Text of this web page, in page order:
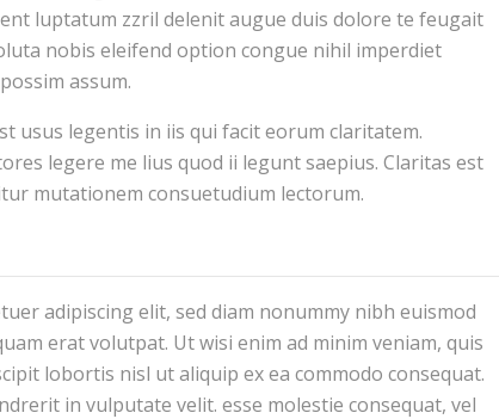
luptatum zzril delenit augue duis dolore te feugait
nobis eleifend option congue nihil imperdiet
assum.
usus legentis in iis qui facit eorum claritatem.
legere me lius quod ii legunt saepius. Claritas est
mutationem consuetudium lectorum.
adipiscing elit, sed diam nonummy nibh euismod
erat volutpat. Ut wisi enim ad minim veniam, quis
lobortis nisl ut aliquip ex ea commodo consequat.
in vulputate velit. esse molestie consequat, vel